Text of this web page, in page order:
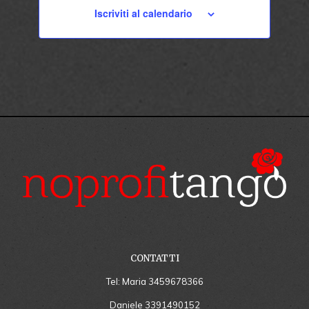
Iscriviti al calendario
CONTATTI
Tel: Maria 3459678366
Daniele 3391490152